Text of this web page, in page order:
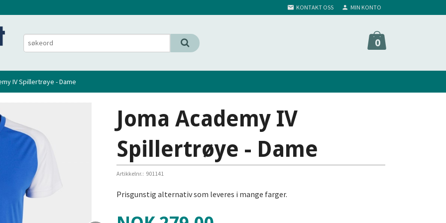
KONTAKT OSS MIN KONTO
0
IV Spillertrøye - Dame
Joma Academy IV
Spillertrøye - Dame
Artikkelnr.: 901141
Prisgunstig alternativ som leveres i mange farger.